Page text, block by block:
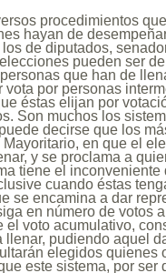
procedimientos
hayan de
de diputados,
pueden ser
que han de
por personas
éstas elijan por
Son muchos los
decirse que los
en que el
y se proclama a
tiene el inconveniente
cuando éstas
se encamina a dar
en número de votos
el voto acumulativo,
llenar, pudiendo aquel
elegidos quienes
este sistema, por